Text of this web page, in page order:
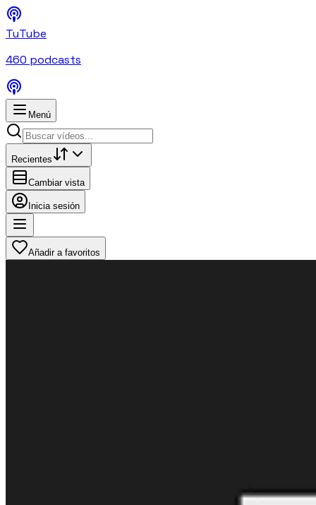
TuTube
460 podcasts
Menú
Recientes
Cambiar vista
Inicia sesión
Añadir a favoritos